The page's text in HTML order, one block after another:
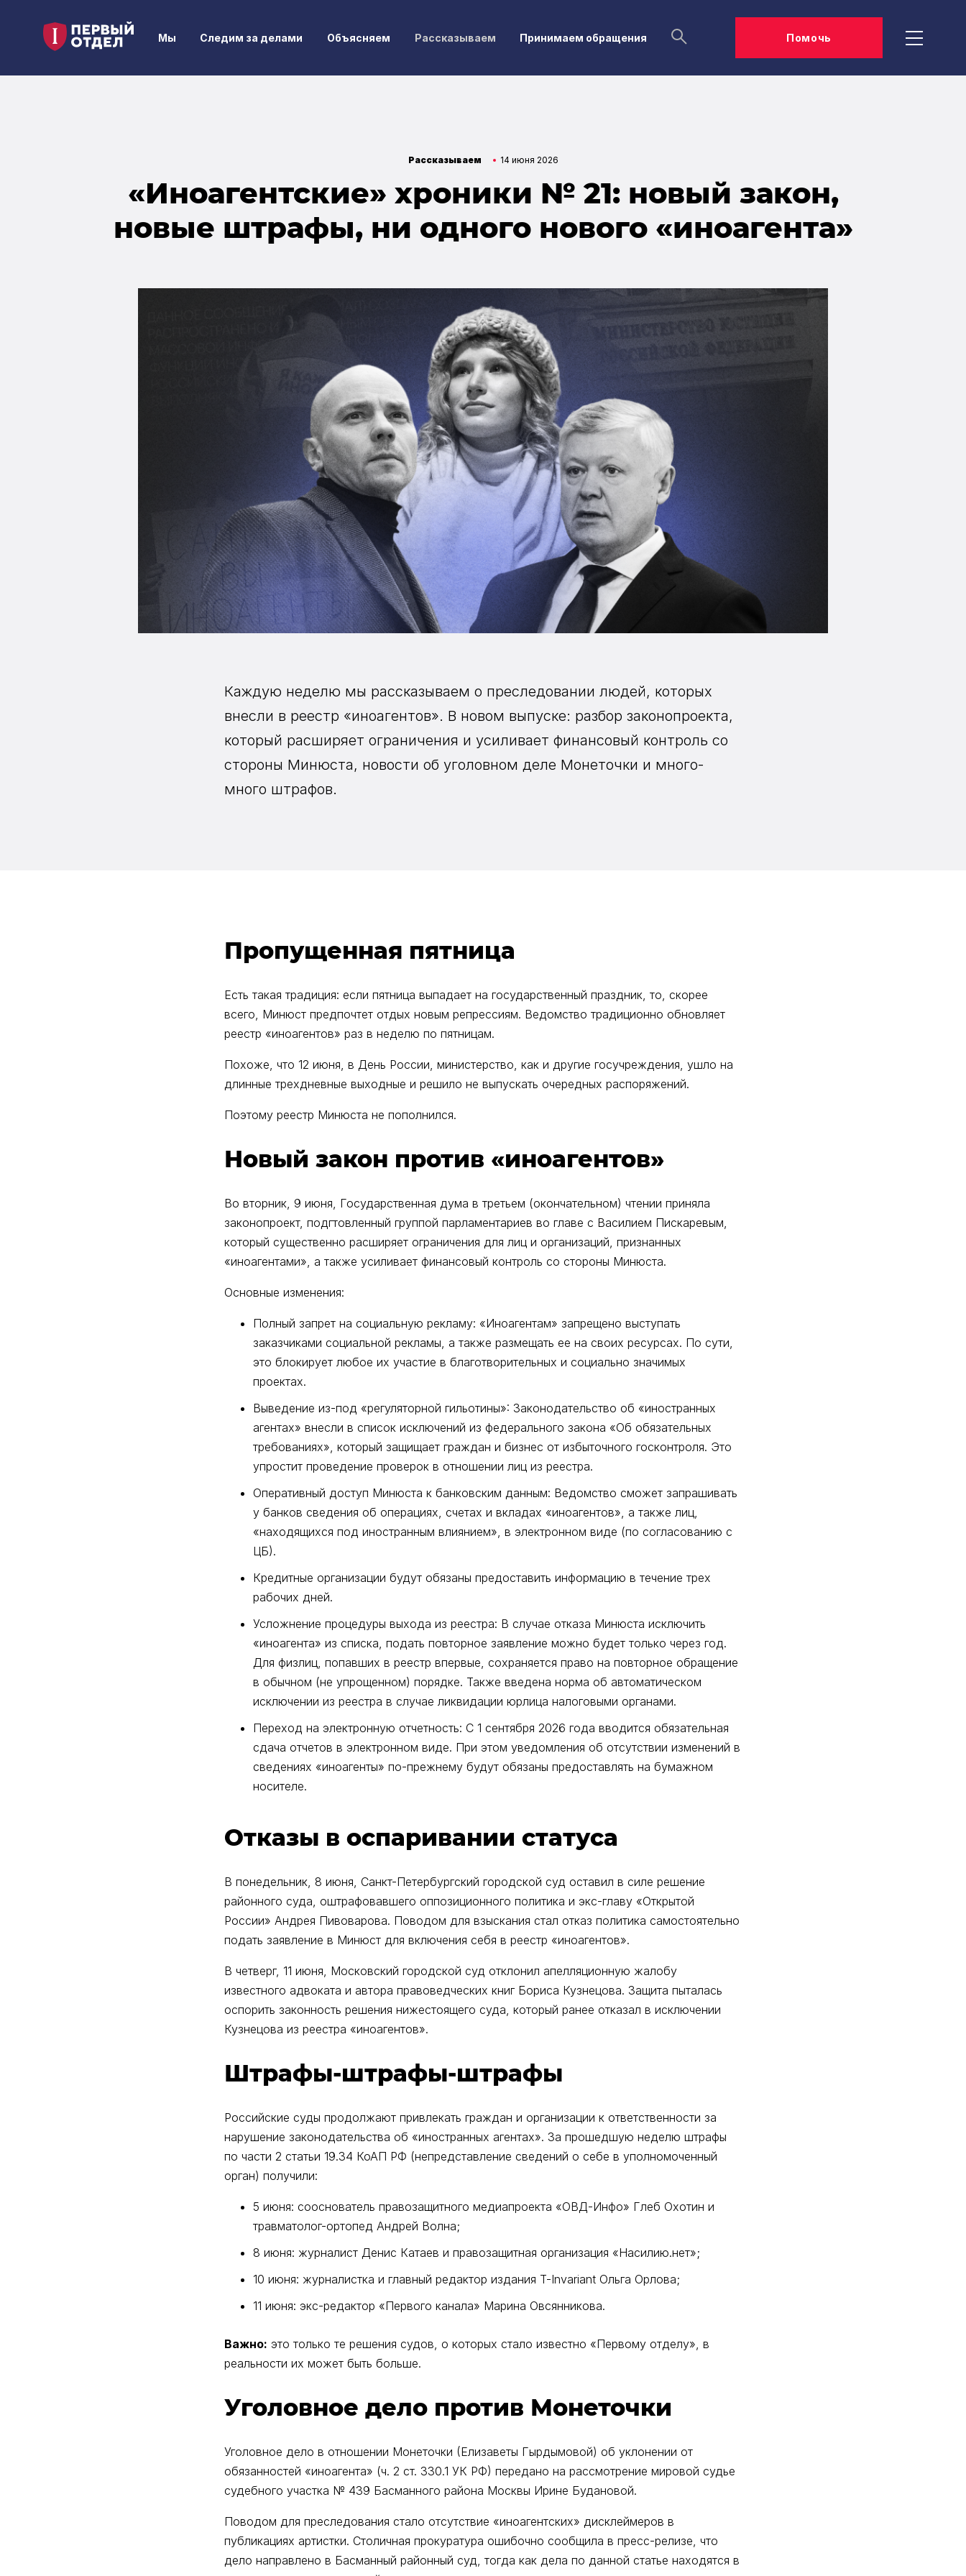
Мы Следим за делами Объясняем Рассказываем Принимаем обращения Помочь
Рассказываем 14 июня 2026
«Иноагентские» хроники № 21: новый закон,
новые штрафы, ни одного нового «иноагента»
Каждую неделю мы рассказываем о преследовании людей, которых
внесли в реестр «иноагентов». В новом выпуске: разбор законопроекта,
который расширяет ограничения и усиливает финансовый контроль со
стороны Минюста, новости об уголовном деле Монеточки и много-
много штрафов.
Пропущенная пятница
Есть такая традиция: если пятница выпадает на государственный праздник, то, скорее
всего, Минюст предпочтет отдых новым репрессиям. Ведомство традиционно обновляет
реестр «иноагентов» раз в неделю по пятницам.
Похоже, что 12 июня, в День России, министерство, как и другие госучреждения, ушло на
длинные трехдневные выходные и решило не выпускать очередных распоряжений.
Поэтому реестр Минюста не пополнился.
Новый закон против «иноагентов»
Во вторник, 9 июня, Государственная дума в третьем (окончательном) чтении приняла
законопроект, подгтовленный группой парламентариев во главе с Василием Пискаревым,
который существенно расширяет ограничения для лиц и организаций, признанных
«иноагентами», а также усиливает финансовый контроль со стороны Минюста.
Основные изменения:
Полный запрет на социальную рекламу: «Иноагентам» запрещено выступать
заказчиками социальной рекламы, а также размещать ее на своих ресурсах. По сути,
это блокирует любое их участие в благотворительных и социально значимых
проектах.
Выведение из-под «регуляторной гильотины»: Законодательство об «иностранных
агентах» внесли в список исключений из федерального закона «Об обязательных
требованиях», который защищает граждан и бизнес от избыточного госконтроля. Это
упростит проведение проверок в отношении лиц из реестра.
Оперативный доступ Минюста к банковским данным: Ведомство сможет запрашивать
у банков сведения об операциях, счетах и вкладах «иноагентов», а также лиц,
«находящихся под иностранным влиянием», в электронном виде (по согласованию с
ЦБ).
Кредитные организации будут обязаны предоставить информацию в течение трех
рабочих дней.
Усложнение процедуры выхода из реестра: В случае отказа Минюста исключить
«иноагента» из списка, подать повторное заявление можно будет только через год.
Для физлиц, попавших в реестр впервые, сохраняется право на повторное обращение
в обычном (не упрощенном) порядке. Также введена норма об автоматическом
исключении из реестра в случае ликвидации юрлица налоговыми органами.
Переход на электронную отчетность: С 1 сентября 2026 года вводится обязательная
сдача отчетов в электронном виде. При этом уведомления об отсутствии изменений в
сведениях «иноагенты» по-прежнему будут обязаны предоставлять на бумажном
носителе.
Отказы в оспаривании статуса
В понедельник, 8 июня, Санкт-Петербургский городской суд оставил в силе решение
районного суда, оштрафовавшего оппозиционного политика и экс-главу «Открытой
России» Андрея Пивоварова. Поводом для взыскания стал отказ политика самостоятельно
подать заявление в Минюст для включения себя в реестр «иноагентов».
В четверг, 11 июня, Московский городской суд отклонил апелляционную жалобу
известного адвоката и автора правоведческих книг Бориса Кузнецова. Защита пыталась
оспорить законность решения нижестоящего суда, который ранее отказал в исключении
Кузнецова из реестра «иноагентов».
Штрафы-штрафы-штрафы
Российские суды продолжают привлекать граждан и организации к ответственности за
нарушение законодательства об «иностранных агентах». За прошедшую неделю штрафы
по части 2 статьи 19.34 КоАП РФ (непредставление сведений о себе в уполномоченный
орган) получили:
5 июня: сооснователь правозащитного медиапроекта «ОВД-Инфо» Глеб Охотин и
травматолог-ортопед Андрей Волна;
8 июня: журналист Денис Катаев и правозащитная организация «Насилию.нет»;
10 июня: журналистка и главный редактор издания T-Invariant Ольга Орлова;
11 июня: экс-редактор «Первого канала» Марина Овсянникова.
Важно: это только те решения судов, о которых стало известно «Первому отделу», в
реальности их может быть больше.
Уголовное дело против Монеточки
Уголовное дело в отношении Монеточки (Елизаветы Гырдымовой) об уклонении от
обязанностей «иноагента» (ч. 2 ст. 330.1 УК РФ) передано на рассмотрение мировой судье
судебного участка № 439 Басманного района Москвы Ирине Будановой.
Поводом для преследования стало отсутствие «иноагентских» дисклеймеров в
публикациях артистки. Столичная прокуратура ошибочно сообщила в пресс-релизе, что
дело направлено в Басманный районный суд, тогда как дела по данной статье находятся в